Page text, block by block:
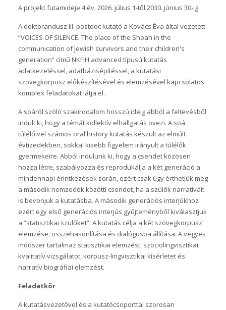
A projekt futamideje 4 év, 2026. július 1-től 2030. június 30-ig.
A doktorandusz ill. postdoc kutató a Kovács Éva által vezetett
“VOICES OF SILENCE. The place of the Shoah in the
communication of Jewish survivors and their children's
generation” című NKFIH advanced típusú kutatás
adatkezeléssel, adatbázisépítéssel, a kutatási
szövegkorpusz előkészítésével és elemzésével kapcsolatos
komplex feladatokat látja el.
A soáról szóló szakirodalom hosszú ideig abból a feltevésből
indult ki, hogy a témát kollektív elhallgatás övezi. A soá
túlélőivel számos oral history kutatás készült az elmúlt
évtizedekben, sokkal kisebb figyelem irányult a túlélők
gyermekeire. Abból indulunk ki, hogy a csendet közösen
hozza létre, szabályozza és reprodukálja a két generáció a
mindennapi érintkezések során, ezért csak úgy érthetjük meg
a második nemzedék közötti csendet, ha a szülők narratíváit
is bevonjuk a kutatásba. A második generációs interjúkhoz
ezért egy első generációs interjús gyűjteményből kiválasztjuk
a “statisztikai szülőket”. A kutatás célja a két szövegkorpusz
elemzése, összehasonlítása és dialógusba állítása. A vegyes
módszer tartalmaz statisztikai elemzést, szociolingvisztikai
kvalitatív vizsgálatot, korpusz-lingvisztikai kísérletet és
narratív biográfiai elemzést.
Feladatkör
A kutatásvezetővel és a kutatócsoporttal szorosan